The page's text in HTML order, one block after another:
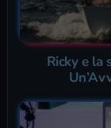
Ricky e la